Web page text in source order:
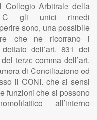
Collegio Arbitrale della
C gli unici rimedi
sono, una possibile
che ne ricorrano i
dell’art. 831 del
terzo comma dell’art.
di Conciliazione ed
il CONI. che ai sensi
funzioni che si possono
all’interno